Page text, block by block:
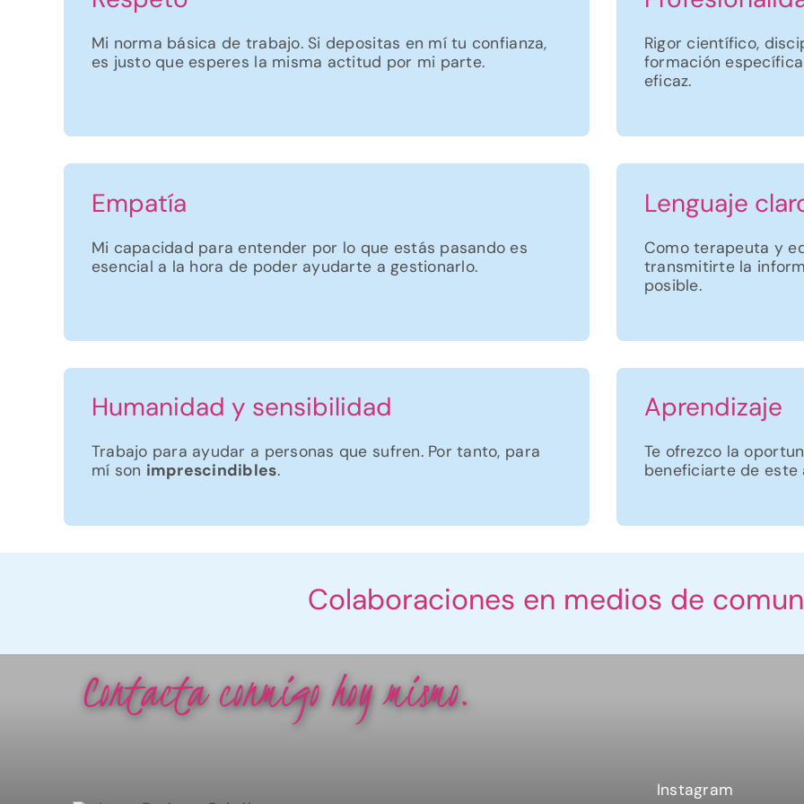
Mi norma básica de trabajo. Si depositas en mí tu confianza,
es justo que esperes la misma actitud por mi parte.
Rigor científico,
formación
eficaz.
Empatía
Mi capacidad para entender por lo que estás pasando es
esencial a la hora de poder ayudarte a gestionarlo.
Lenguaje
Como terapeuta y
transmitirte la
posible.
Humanidad y sensibilidad
Trabajo para ayudar a personas que sufren. Por tanto, para
mí son imprescindibles.
Aprendizaje
Te ofrezco la
beneficiarte de este
Colaboraciones en medios de
Contacta conmigo hoy mismo.
Instagram